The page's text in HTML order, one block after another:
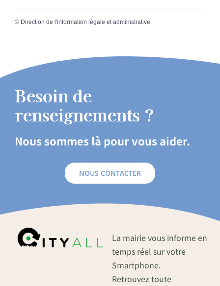
© Direction de l'information légale et administrative
Besoin de
renseignements ?
Nous sommes là pour vous aider.
NOUS CONTACTER
La mairie vous informe en
temps réel sur votre
Smartphone.
Retrouvez toute